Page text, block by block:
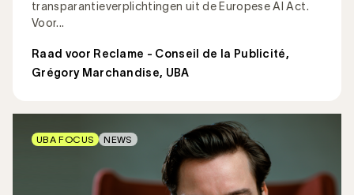
transparantieverplichtingen uit de Europese AI Act.
Voor...
Raad voor Reclame - Conseil de la Publicité,
Grégory Marchandise, UBA
UBA FOCUS NEWS